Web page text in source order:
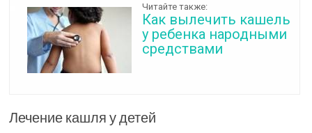
Читайте также:
Как вылечить кашель
у ребенка народными
средствами
Лечение кашля у детей